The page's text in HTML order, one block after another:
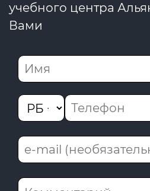
учебного центра
Вами